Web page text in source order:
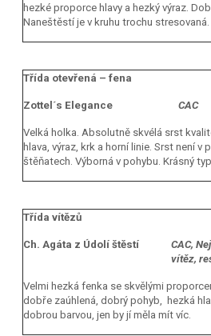
hezké proporce hlavy a hezký výraz.
Naneštěstí je v kruhu trochu stresovaná.
Třída otevřená – fena
Zottel´s Elegance CAC
Velká holka. Absolutně skvélá srst
hlava, výraz, krk a horní linie. Srst není v
štěňatech. Výborná v pohybu. Krásný
Třída vítězů
Ch. Agáta z Údolí štěstí
CAC,
vítěz,
Velmi hezká fenka se skvělými
dobře zaúhlená, dobrý pohyb, hezká
dobrou barvou, jen by jí měla mít víc.